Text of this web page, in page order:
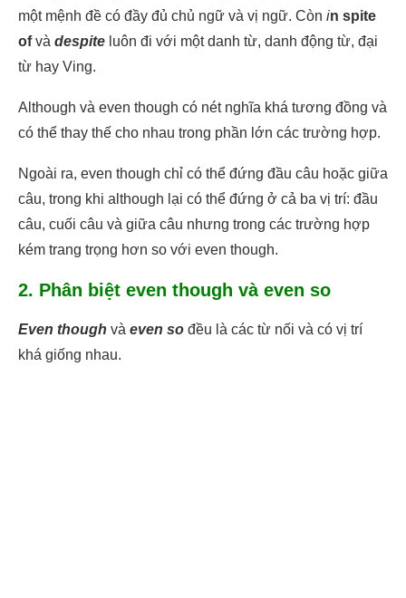
một mệnh đề có đầy đủ chủ ngữ và vị ngữ. Còn in spite
ofvà despite luôn đi với một danh từ, danh động từ, đại
từ hay Ving.
Although và even though có nét nghĩa khá tương đồng và
có thể thay thế cho nhau trong phần lớn các trường hợp.
Ngoài ra, even though chỉ có thể đứng đầu câu hoặc giữa
câu, trong khi although lại có thể đứng ở cả ba vị trí: đầu
câu, cuối câu và giữa câu nhưng trong các trường hợp
kém trang trọng hơn so với even though.
2. Phân biệt even though và even so
Even though và even so đều là các từ nối và có vị trí
khá giống nhau.